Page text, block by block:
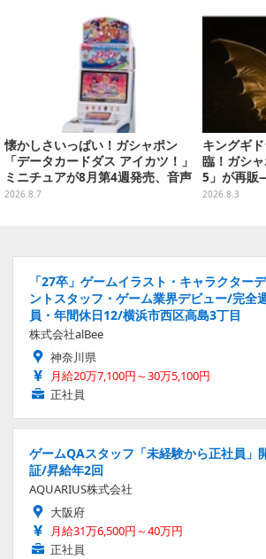
懐かしさいっぱい！ガシャポン
「データカードダス アイカツ！」
ミニチュアが8月第4週発売、音声
が流れる特別仕様も当たる
2026.8.7
キングギ
臨！ガシ
5」が再販
なども揃っ
2026.8.3
「27卒」ゲームイラスト・キャラクター
ントスタッフ・ゲーム業界デビュー/完全
員・年間休日12/横浜市西区高島3丁目
株式会社alBee
神奈川県
月給20万7,100円～30万5,100円
正社員
ゲームQAスタッフ「未経験から正社員」
証/昇給年2回
AQUARIUS株式会社
大阪府
月給31万6,500円～40万円
正社員